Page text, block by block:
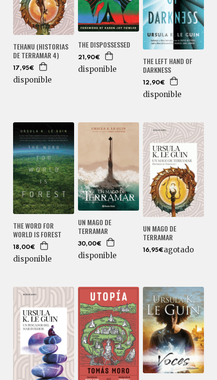
TEHANU (HISTORIAS
DE TERRAMAR 4)
17,95€
disponible
THE DISPOSSESSED
21,90€
disponible
THE LEFT HAND OF
DARKNESS
12,90€
disponible
THE WORD FOR
WORLD IS FOREST
18,00€
disponible
UN MAGO DE
TERRAMAR
30,00€
disponible
UN MAGO DE
TERRAMAR
16,95€agotado